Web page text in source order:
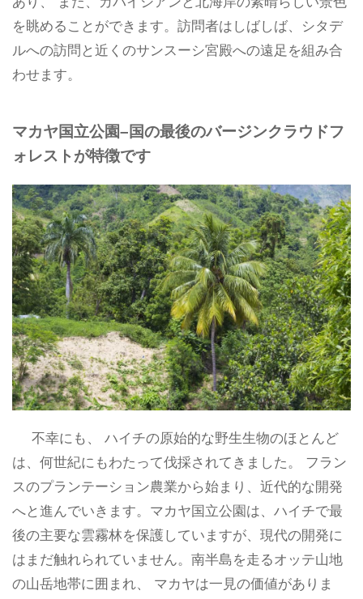
を眺めることができます。訪問者はしばしば、シタデ
ルへの訪問と近くのサンスーシ宮殿への遠足を組み合
わせます。
マカヤ国立公園–国の最後のバージンクラウドフ
ォレストが特徴です
不幸にも、 ハイチの原始的な野生生物のほとんど
は、何世紀にもわたって伐採されてきました。 フラン
スのプランテーション農業から始まり、近代的な開発
へと進んでいきます。マカヤ国立公園は、ハイチで最
後の主要な雲霧林を保護していますが、現代の開発に
はまだ触れられていません。南半島を走るオッテ山地
の山岳地帯に囲まれ、 マカヤは一見の価値がありま